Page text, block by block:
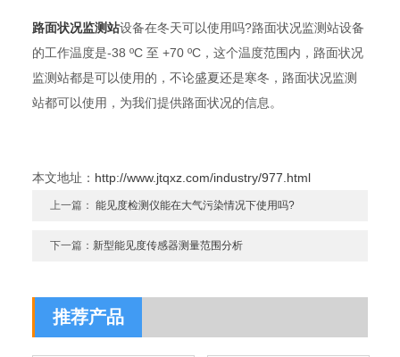
路面状况监测站设备在冬天可以使用吗?路面状况监测站设备
的工作温度是-38 ºC 至 +70 ºC，这个温度范围内，路面状况
监测站都是可以使用的，不论盛夏还是寒冬，路面状况监测
站都可以使用，为我们提供路面状况的信息。
本文地址： http://www.jtqxz.com/industry/977.html
上一篇：能见度检测仪能在大气污染情况下使用吗?
下一篇： 新型能见度传感器测量范围分析
推荐产品